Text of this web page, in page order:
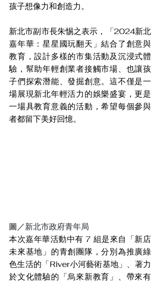
孩子想像力和創造力。
新北市副市長朱惕之表示，「2024新北
嘉年華：星星國玩翻天」結合了創意與
教育，設計多樣的市集活動及沉浸式體
驗，幫助年輕創業者接觸市場、也讓孩
子們探索潛能、發掘創意。這不僅是一
場展現新北年輕活力的娛樂盛宴，更是
一場具教育意義的活動，希望每個參與
者都留下美好回憶。
圖／新北市政府青年局
本次嘉年華活動中有 7 組是來自「新店
未來基地」的青創團隊，分別為推廣綠
色生活的「River小河藝術基地」、著力
於文化體驗的「烏來新教育」、帶來有